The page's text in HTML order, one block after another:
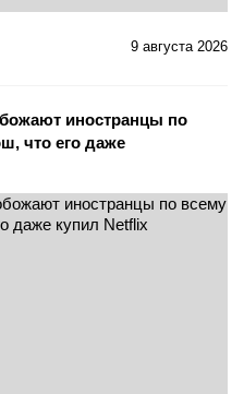
9 августа 2026
иностранцы по
что его даже